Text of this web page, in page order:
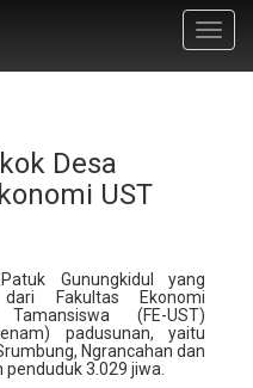
Desa
UST
Gunungkidul yang
Fakultas Ekonomi
(FE-UST)
padusunan, yaitu
Ngrancahan dan
3.029 jiwa.